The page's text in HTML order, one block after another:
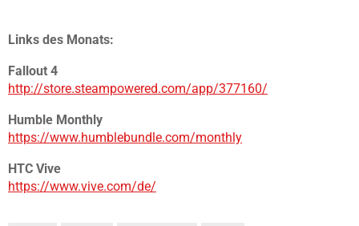
Links des Monats:
Fallout 4
http://store.steampowered.com/app/377160/
Humble Monthly
https://www.humblebundle.com/monthly
HTC Vive
https://www.vive.com/de/